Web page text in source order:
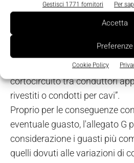
Gestisci 1771 fornitori Per
Accetta
Preferenze
Cookie Policy
tecnica generalmente
dall'applicazione considerata;
all'applicazione e al pericolo
è emblematico quanto
della En 13849-2: “È possibile
cortocircuito tra conduttori
rivestiti o condotti per cavi”.
Proprio per le conseguenze
eventuale guasto, l'allegato G
considerazione i guasti più
quelli dovuti alle variazioni di